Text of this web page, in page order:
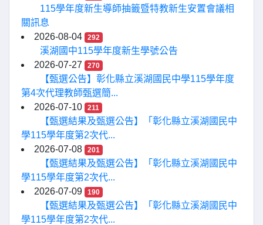
115學年度新生導師抽籤暨特教新生安置會議相
關訊息
2026-08-04
292
溪湖國中115學年度新生學號公告
2026-07-27
270
【甄選公告】彰化縣立溪湖國民中學115學年度
第4次代理教師甄選簡...
2026-07-10
211
【甄選結果及甄選公告】「彰化縣立溪湖國民中
學115學年度第2次代...
2026-07-08
201
【甄選結果及甄選公告】「彰化縣立溪湖國民中
學115學年度第2次代...
2026-07-09
190
【甄選結果及甄選公告】「彰化縣立溪湖國民中
學115學年度第2次代...